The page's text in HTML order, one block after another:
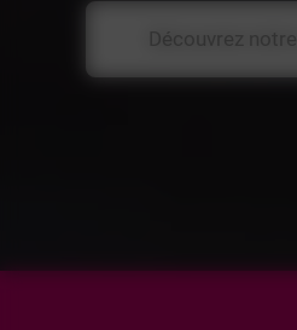
Découvrez